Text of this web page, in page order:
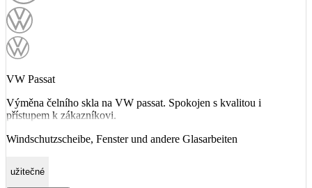
VW Passat
Výměna čelního skla na VW passat. Spokojen s kvalitou i
přístupem k zákazníkovi.
Windschutzscheibe, Fenster und andere Glasarbeiten
užitečné